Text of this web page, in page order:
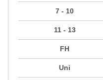
7 - 10
11 - 13
FH
Uni